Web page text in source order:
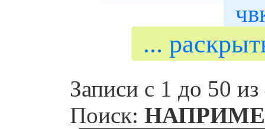
...
Записи с 1 до 50 из
Поиск: